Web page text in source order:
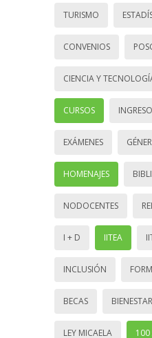
TURISMO
CONVENIOS
CIENCIA Y
CURSOS INGRESO
EXÁMENES
HOMENAJES
NODOCENTES
I + D IITEA
INCLUSIÓN
BECAS
LEY MICAELA 100